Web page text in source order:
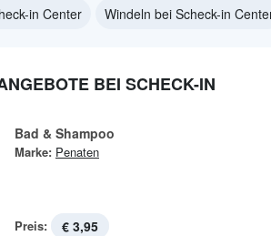
in Center
Windeln bei Scheck-in
BEI SCHECK-IN
Bad & Shampoo
Marke: Penaten
Preis: € 3,95